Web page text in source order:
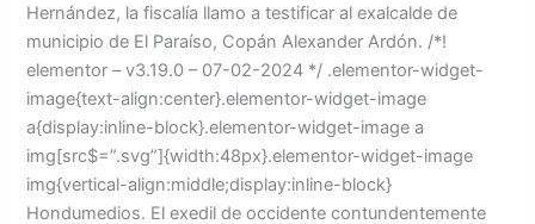
Hernández, la fiscalía llamo a testificar al exalcalde de
municipio de El Paraíso, Copán Alexander Ardón. /*!
elementor – v3.19.0 – 07-02-2024 */ .elementor-widget-
image{text-align:center}.elementor-widget-image
a{display:inline-block}.elementor-widget-image a
img[src$=”.svg”]{width:48px}.elementor-widget-image
img{vertical-align:middle;display:inline-block}
Hondumedios. El exedil de occidente contundentemente